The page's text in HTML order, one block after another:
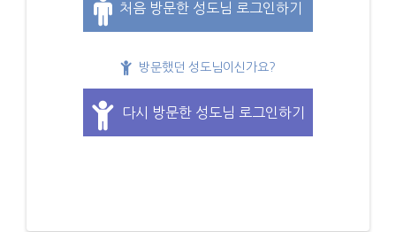
처음 방문한 성도님 로그인하기
방문했던 성도님이신가요?
다시 방문한 성도님 로그인하기